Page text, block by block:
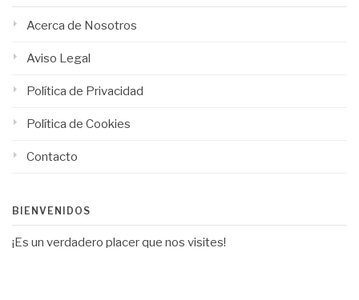
Acerca de Nosotros
Aviso Legal
Política de Privacidad
Política de Cookies
Contacto
BIENVENIDOS
¡Es un verdadero placer que nos visites!